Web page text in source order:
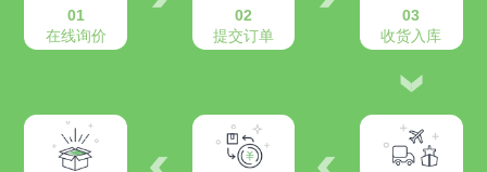
01
在线询价
02
提交订单
03
收货入库